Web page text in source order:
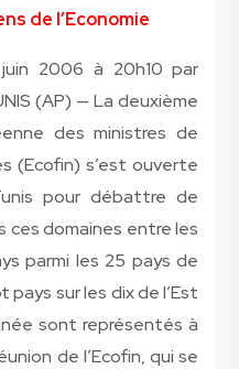
de l’Economie
2006 à 20h10 par
(AP) — La deuxième
des ministres de
(Ecofin) s’est ouverte
pour débattre de
ces domaines entre les
parmi les 25 pays de
sur les dix de l’Est
sont représentés à
de l’Ecofin, qui se